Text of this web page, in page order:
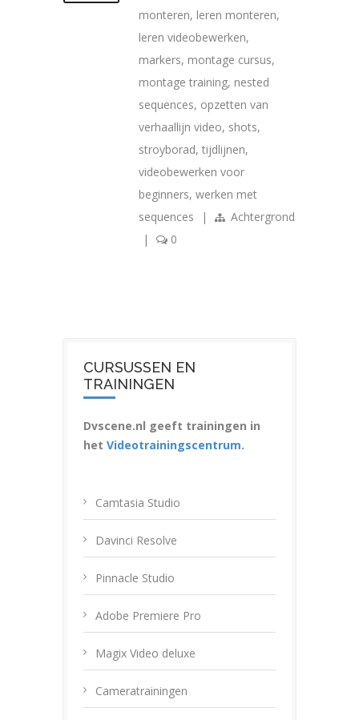
monteren, leren monteren,
leren videobewerken,
markers, montage cursus,
montage training, nested
sequences, opzetten van
verhaallijn video, shots,
stroyborad, tijdlijnen,
videobewerken voor
beginners, werken met
sequences
|
Achtergrond
|
0
CURSUSSEN EN
TRAININGEN
Dvscene.nl geeft trainingen in
het Videotrainingscentrum.
Camtasia Studio
Davinci Resolve
Pinnacle Studio
Adobe Premiere Pro
Magix Video deluxe
Cameratrainingen